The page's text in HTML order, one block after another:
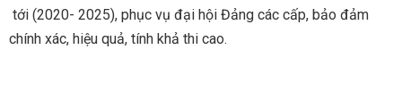
tới (2020- 2025), phục vụ đại hội Đảng các cấp, bảo đảm
chính xác, hiệu quả, tính khả thi cao.